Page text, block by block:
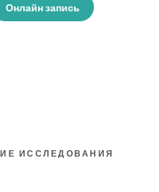
Онлайн запись
ИССЛЕДОВАНИЯ